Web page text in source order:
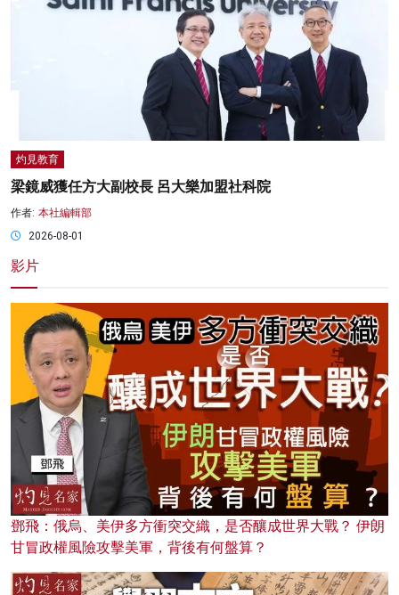
灼見教育
梁鏡威獲任方大副校長 呂大樂加盟社科院
作者: 本社編輯部
2026-08-01
影片
鄧飛：俄烏、美伊多方衝突交織，是否釀成世界大戰？ 伊朗
甘冒政權風險攻擊美軍，背後有何盤算？